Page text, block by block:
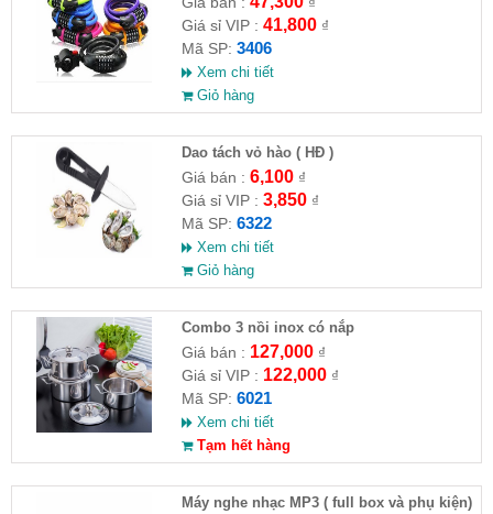
Giá sỉ VIP : 41,800₫
Mã SP: 3406
Xem chi tiết
Giỏ hàng
Dao tách vỏ hào ( HĐ )
Giá bán : 6,100₫
Giá sỉ VIP : 3,850₫
Mã SP: 6322
Xem chi tiết
Giỏ hàng
Combo 3 nồi inox có nắp
Giá bán : 127,000₫
Giá sỉ VIP : 122,000₫
Mã SP: 6021
Xem chi tiết
Tạm hết hàng
Máy nghe nhạc MP3 ( full box và phụ kiện)